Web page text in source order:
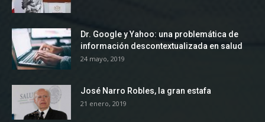
Dr. Google y Yahoo: una problemática de
información descontextualizada en salud
24 mayo, 2019
José Narro Robles, la gran estafa
21 enero, 2019